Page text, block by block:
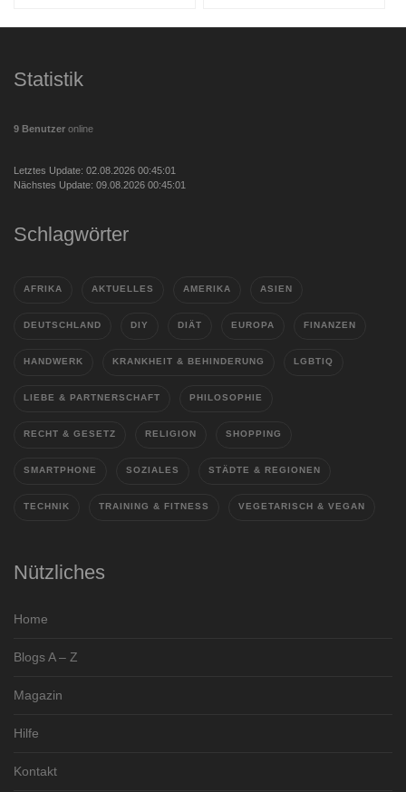
Statistik
9 Benutzer online
Letztes Update: 02.08.2026 00:45:01
Nächstes Update: 09.08.2026 00:45:01
Schlagwörter
AFRIKA AKTUELLES AMERIKA ASIEN
DEUTSCHLAND DIY DIÄT EUROPA FINANZEN
HANDWERK KRANKHEIT & BEHINDERUNG LGBTIQ
LIEBE & PARTNERSCHAFT PHILOSOPHIE
RECHT & GESETZ RELIGION SHOPPING
SMARTPHONE SOZIALES STÄDTE & REGIONEN
TECHNIK TRAINING & FITNESS VEGETARISCH & VEGAN
Nützliches
Home
Blogs A – Z
Magazin
Hilfe
Kontakt